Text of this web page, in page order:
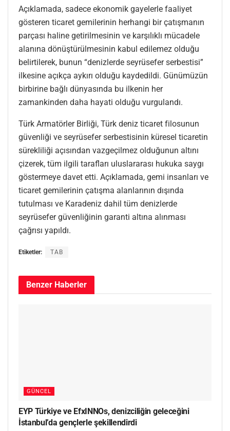
Açıklamada, sadece ekonomik gayelerle faaliyet
gösteren ticaret gemilerinin herhangi bir çatışmanın
parçası haline getirilmesinin ve karşılıklı mücadele
alanına dönüştürülmesinin kabul edilemez olduğu
belirtilerek, bunun “denizlerde seyrüsefer serbestisi”
ilkesine açıkça aykırı olduğu kaydedildi. Günümüzün
birbirine bağlı dünyasında bu ilkenin her
zamankinden daha hayati olduğu vurgulandı.
Türk Armatörler Birliği, Türk deniz ticaret filosunun
güvenliği ve seyrüsefer serbestisinin küresel ticaretin
sürekliliği açısından vazgeçilmez olduğunun altını
çizerek, tüm ilgili tarafları uluslararası hukuka saygı
göstermeye davet etti. Açıklamada, gemi insanları ve
ticaret gemilerinin çatışma alanlarının dışında
tutulması ve Karadeniz dahil tüm denizlerde
seyrüsefer güvenliğinin garanti altına alınması
çağrısı yapıldı.
Etiketler: TAB
Benzer Haberler
GÜNCEL
EYP Türkiye ve EfxINNOs, denizciliğin geleceğini
İstanbul’da gençlerle şekillendirdi